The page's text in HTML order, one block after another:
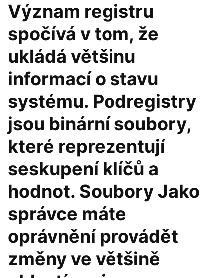
Význam registru
spočívá v tom, že
ukládá většinu
informací o stavu
systému. Podregistry
jsou binární soubory,
které reprezentují
seskupení klíčů a
hodnot. Soubory Jako
správce máte
oprávnění provádět
změny ve většině